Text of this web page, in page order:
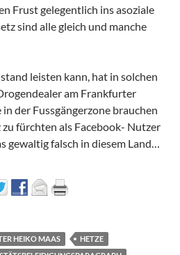
Frust gelegentlich ins asoziale
sind alle gleich und manche
leisten kann, hat in solchen
am Frankfurter
der Fussgängerzone brauchen
fürchten als Facebook- Nutzer
gewaltig falsch in diesem Land…
HEIKO MAAS
HETZE